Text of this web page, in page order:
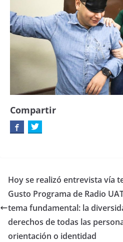
Compartir
Hoy se realizó entrevista vía
Gusto Programa de Radio
tema fundamental: la
derechos de todas las
orientación o identidad